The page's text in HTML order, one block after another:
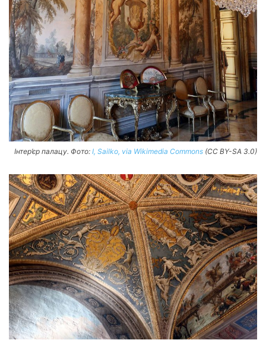
Інтер’єр палацу. Фото: I, Sailko, via Wikimedia Commons (CC BY-SA 3.0)